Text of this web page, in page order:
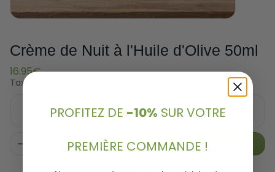
Crème de Nuit à l'Huile d'Olive 50ml
16.95€
Taxes incluses.
DESCRIPTION
Ajouter au panier
PROFITEZ DE -10% SUR VOTRE
PREMIÈRE COMMANDE !